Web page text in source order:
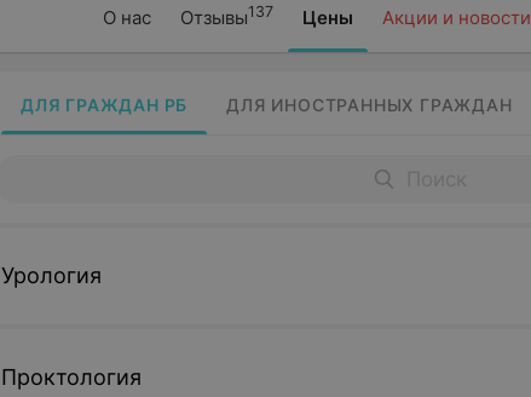
О нас Отзывы137 Цены Акции и новости
ДЛЯ ГРАЖДАН РБ ДЛЯ ИНОСТРАННЫХ ГРАЖДАН
Урология
Проктология